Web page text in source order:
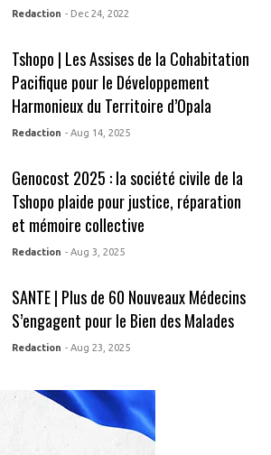
Redaction - Dec 24, 2022
Tshopo | Les Assises de la Cohabitation
Pacifique pour le Développement
Harmonieux du Territoire d’Opala
Redaction - Aug 14, 2025
Genocost 2025 : la société civile de la
Tshopo plaide pour justice, réparation
et mémoire collective
Redaction - Aug 3, 2025
SANTE | Plus de 60 Nouveaux Médecins
S’engagent pour le Bien des Malades
Redaction - Aug 23, 2025